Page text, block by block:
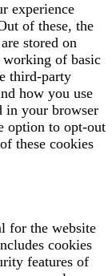
experience
of these, the
stored on
working of basic
third-party
how you use
in your browser
option to opt-out
these cookies
for the website
cookies
features of